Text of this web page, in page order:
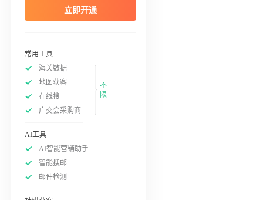
立即开通
常用工具
海关数据
地图获客
在线搜
广交会采购商
不
限
AI工具
AI智能营销助手
智能搜邮
邮件检测